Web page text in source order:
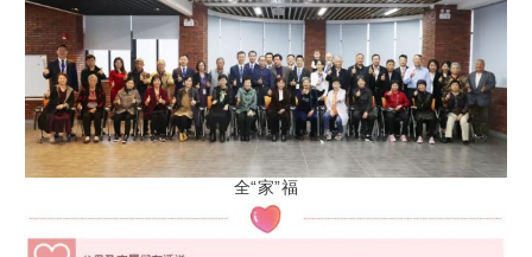
全“家”福